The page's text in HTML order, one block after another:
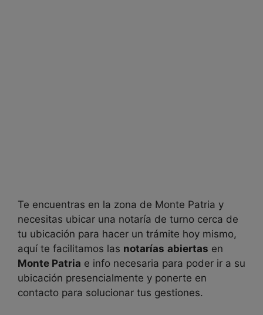
Te encuentras en la zona de Monte Patria y
necesitas ubicar una notaría de turno cerca de
tu ubicación para hacer un trámite hoy mismo,
aquí te facilitamos las notarías abiertas en
Monte Patria e info necesaria para poder ir a su
ubicación presencialmente y ponerte en
contacto para solucionar tus gestiones.